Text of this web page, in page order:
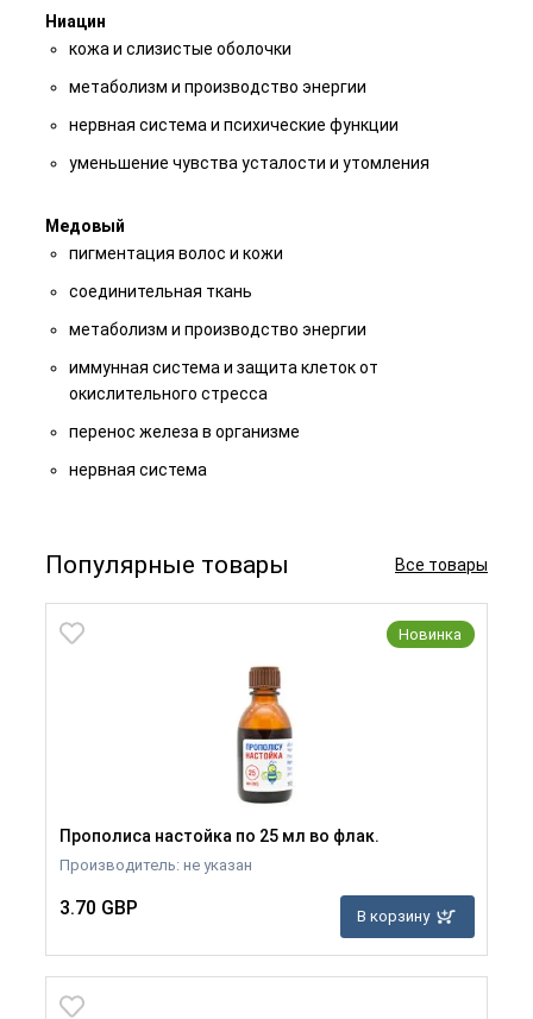
Ниацин
кожа и слизистые оболочки
метаболизм и производство энергии
нервная система и психические функции
уменьшение чувства усталости и утомления
Медовый
пигментация волос и кожи
соединительная ткань
метаболизм и производство энергии
иммунная система и защита клеток от
окислительного стресса
перенос железа в организме
нервная система
Популярные товары Все товары
Новинка
Прополиса настойка по 25 мл во флак.
Производитель: не указан
3.70 GBP В корзину